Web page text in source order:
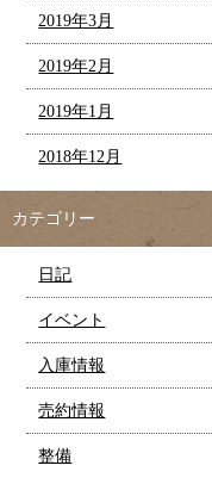
2019年3月
2019年2月
2019年1月
2018年12月
カテゴリー
日記
イベント
入庫情報
売約情報
整備